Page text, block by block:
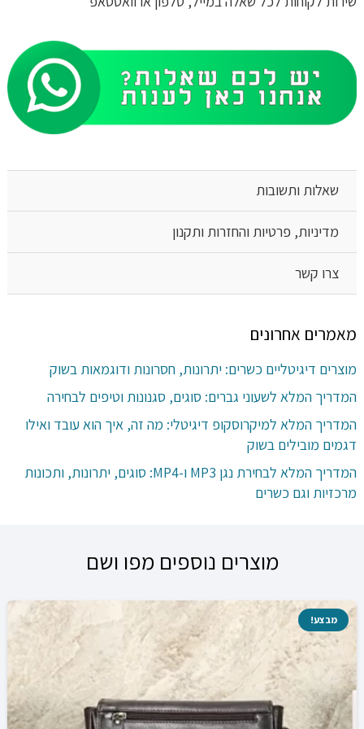
שאלות ותשובות
מדיניות, פרטיות והחזרות ותקנון
צרו קשר
מאמרים אחרונים
מוצרים דיגיטליים כשרים: יתרונות, חסרונות ודוגמאות בשוק
המדריך המלא לשעוני גברים: סוגים, סגנונות וטיפים לבחירה
המדריך המלא למיקרוסקופ דיגיטלי: מה זה, איך הוא עובד ואילו
דגמים מובילים בשוק
המדריך המלא לבחירת נגן MP3 ו-MP4: סוגים, יתרונות, ותכונות
מרכזיות וגם כשרים
מוצרים נוספים מפו ושם
מבצע!